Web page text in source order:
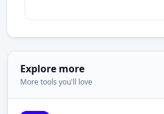
Explore more
More tools you'll love